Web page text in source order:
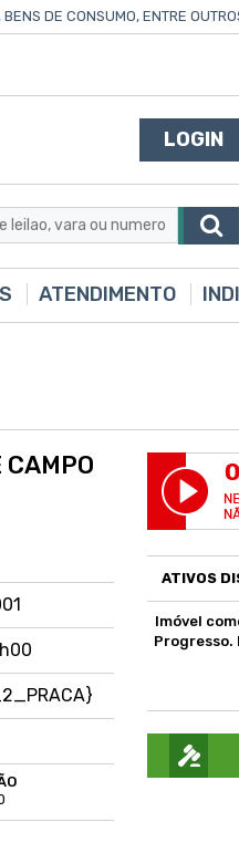
DE CONSUMO, ENTRE
LOGIN
ATENDIMENTO
CAMPO
ATIVOS
Imóvel
Progresso.